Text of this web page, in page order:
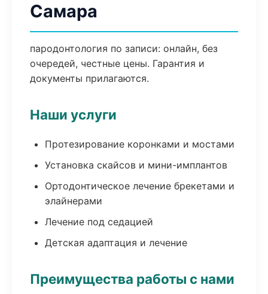
Самара
пародонтология по записи: онлайн, без
очередей, честные цены. Гарантия и
документы прилагаются.
Наши услуги
Протезирование коронками и мостами
Установка скайсов и мини-имплантов
Ортодонтическое лечение брекетами и
элайнерами
Лечение под седацией
Детская адаптация и лечение
Преимущества работы с нами